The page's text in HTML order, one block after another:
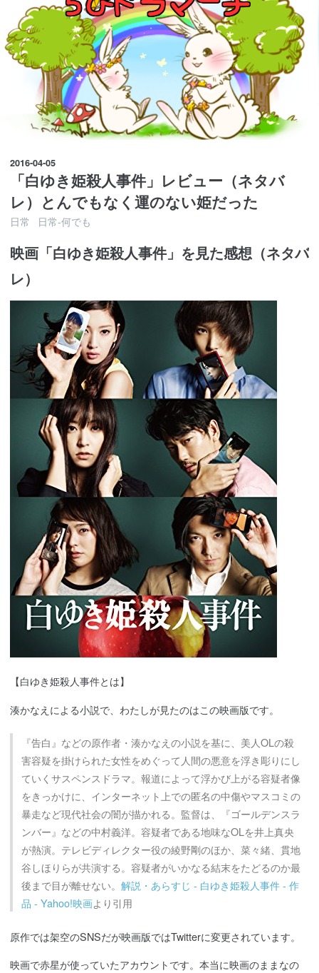
2016-04-05
「白ゆき姫殺人事件」レビュー（ネタバ
レ）とんでもなく運のない姫だった
日常 日常-何でも
映画「白ゆき姫殺人事件」を見た感想（ネタバ
レ）
【白ゆき姫殺人事件とは】
湊かなえによる小説で、わたしが見たのはこの映画版です。
『告白』などの原作者・湊かなえの小説を基に、美人OLの殺
害容疑を掛けられた女性をめぐって人間の悪意を浮き彫りにし
ていくサスペンスドラマ。報道によって浮かび上がる容疑者像
をきっかけに、インターネット上での匿名の中傷やマスコミの
暴走など現代社会の闇が描かれる。監督は、『ゴールデンスラ
ンバー』などの中村義洋。容疑者である地味なOLを井上真央
が熱演。テレビディレクター役の綾野剛のほか、菜々緒、貫地
谷しほりらが共演する。容疑者がいかなる結末をたどるのか最
後まで目が離せない。 解説・あらすじ - 白ゆき姫殺人事件 - 作
品 - Yahoo!映画より引用
原作では架空のSNSだが映画版ではTwitterに変更されています。
映画で赤星が使っていたアカウントです。本当に映画のままなの